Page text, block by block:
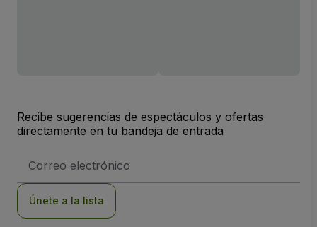
Recibe sugerencias de espectáculos y ofertas
directamente en tu bandeja de entrada
de
Únete a la lista